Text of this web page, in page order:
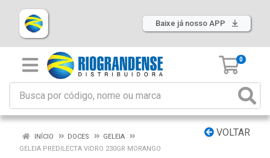
Baixe já nosso APP
0
VOLTAR
INÍCIO DOCES
GELEIA
GELEIA PREDILECTA VIDRO 230GR MORANGO